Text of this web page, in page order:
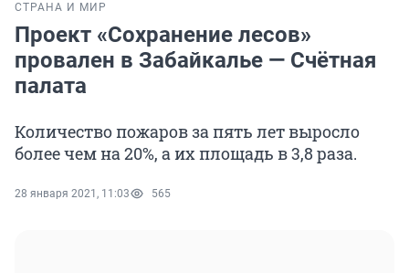
СТРАНА И МИР
Проект «Сохранение лесов»
провален в Забайкалье — Счётная
палата
Количество пожаров за пять лет выросло
более чем на 20%, а их площадь в 3,8 раза.
28 января 2021, 11:03 565